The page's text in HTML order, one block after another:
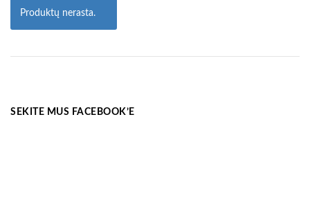
Produktų nerasta.
SEKITE MUS FACEBOOK’E